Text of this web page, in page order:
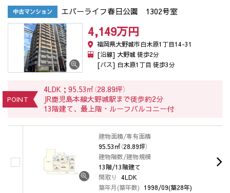
中古マンション エバーライフ春日公園 1302号室
4,149万円
福岡県大野城市白木原1丁目14-31
[沿線] 大野城 徒歩2分
[バス] 白木原1丁目 徒歩3分
POINT
4LDK；95.53㎡（28.89坪）
JR鹿児島本線大野城駅まで徒歩約2分
13階建て、最上階・ルーフバルコニー付
建物面積/専有面積
95.53㎡（28.89坪）
建物階数/建物規模
13階/13階建て
間取り
4LDK
築年月(築年数) 1998/09(築28年)